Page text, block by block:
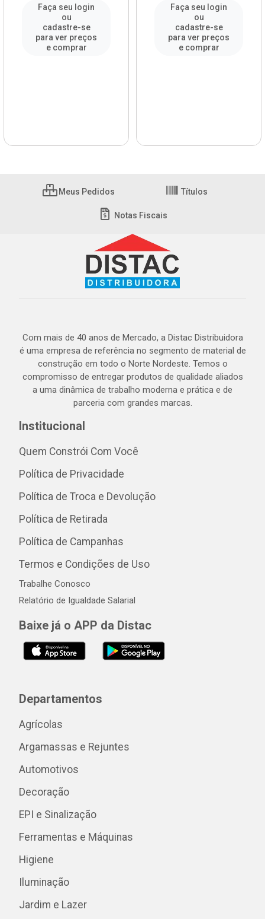
Faça seu login
ou
cadastre-se
para ver preços
e comprar
Faça seu login
ou
cadastre-se
para ver preços
e comprar
Meus Pedidos Títulos
Notas Fiscais
Com mais de 40 anos de Mercado, a Distac Distribuidora
é uma empresa de referência no segmento de material de
construção em todo o Norte Nordeste. Temos o
compromisso de entregar produtos de qualidade aliados
a uma dinâmica de trabalho moderna e prática e de
parceria com grandes marcas.
Institucional
Quem Constrói Com Você
Política de Privacidade
Política de Troca e Devolução
Política de Retirada
Política de Campanhas
Termos e Condições de Uso
Trabalhe Conosco
Relatório de Igualdade Salarial
Baixe já o APP da Distac
Departamentos
Agrícolas
Argamassas e Rejuntes
Automotivos
Decoração
EPI e Sinalização
Ferramentas e Máquinas
Higiene
Iluminação
Jardim e Lazer